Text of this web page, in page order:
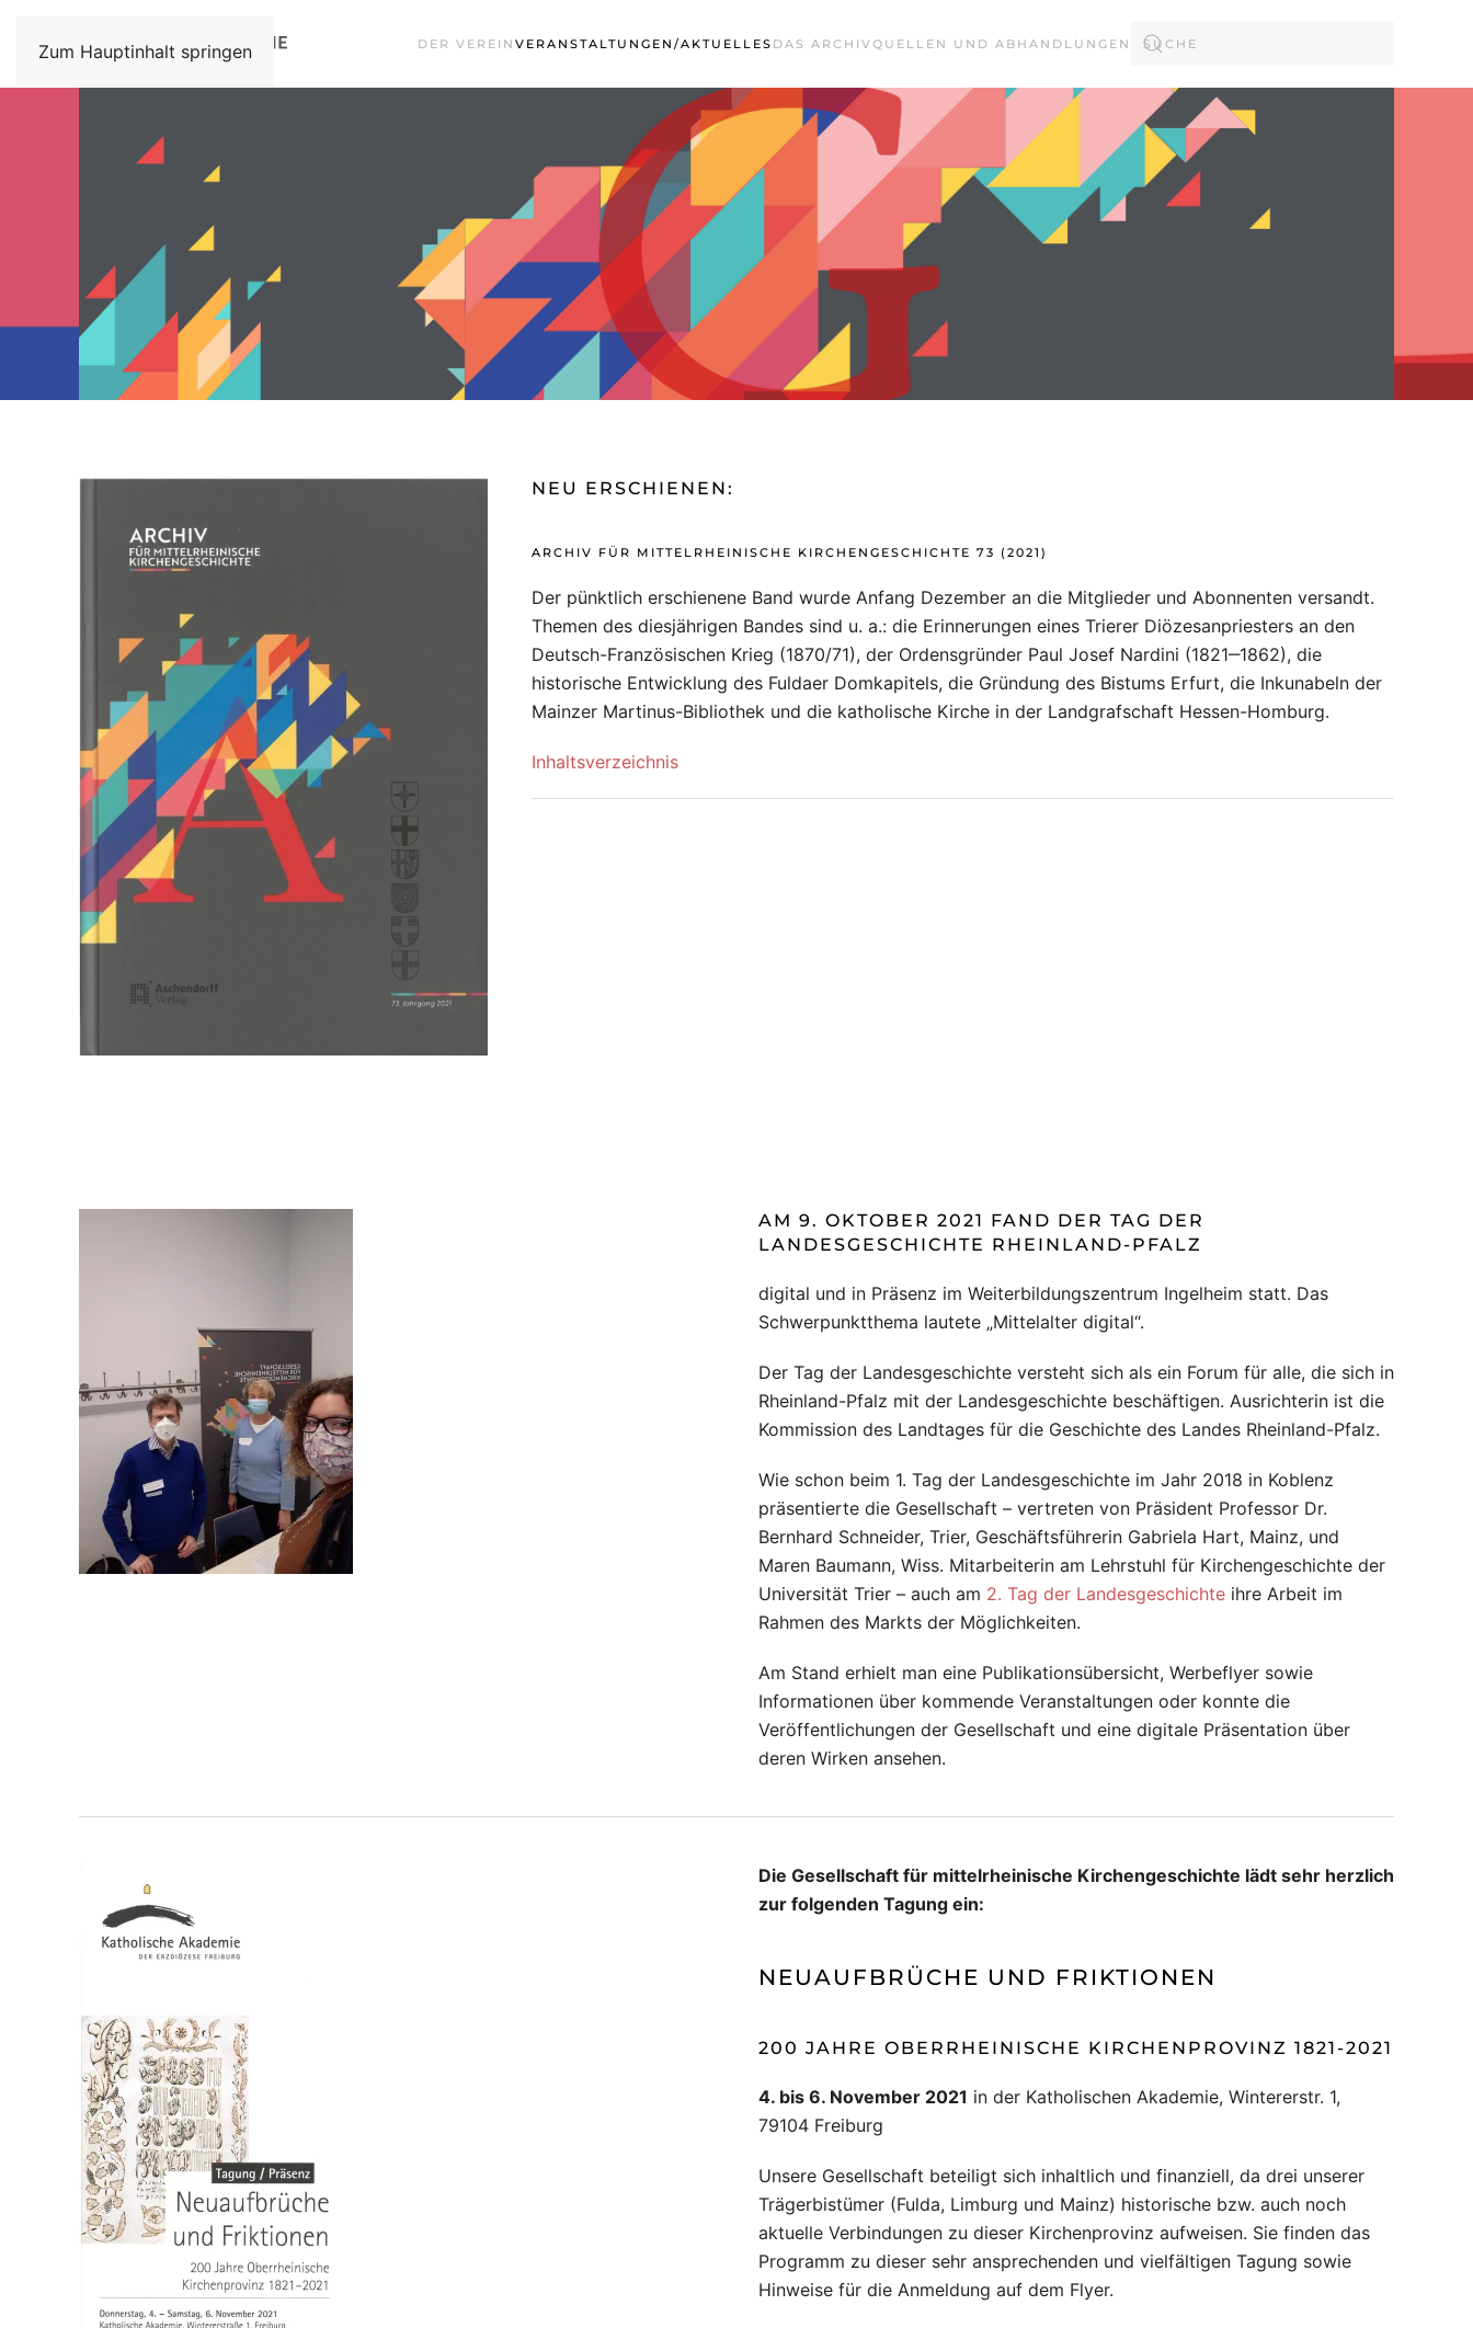
Zum Hauptinhalt springen DER VEREIN VERANSTALTUNGEN/AKTUELLES DAS ARCHIVQUELLEN UND ABHANDLUNGEN
NEU ERSCHIENEN:
ARCHIV FÜR MITTELRHEINISCHE KIRCHENGESCHICHTE 73 (2021)
Der pünktlich erschienene Band wurde Anfang Dezember an die Mitglieder und Abonnenten versandt.
Themen des diesjährigen Bandes sind u. a.: die Erinnerungen eines Trierer Diözesanpriesters an den
Deutsch-Französischen Krieg (1870/71), der Ordensgründer Paul Josef Nardini (1821‒1862), die
historische Entwicklung des Fuldaer Domkapitels, die Gründung des Bistums Erfurt, die Inkunabeln der
Mainzer Martinus-Bibliothek und die katholische Kirche in der Landgrafschaft Hessen-Homburg.
Inhaltsverzeichnis
AM 9. OKTOBER 2021 FAND DER TAG DER
LANDESGESCHICHTE RHEINLAND-PFALZ
digital und in Präsenz im Weiterbildungszentrum Ingelheim statt. Das
Schwerpunktthema lautete „Mittelalter digital“.
Der Tag der Landesgeschichte versteht sich als ein Forum für alle, die sich in
Rheinland-Pfalz mit der Landesgeschichte beschäftigen. Ausrichterin ist die
Kommission des Landtages für die Geschichte des Landes Rheinland-Pfalz.
Wie schon beim 1. Tag der Landesgeschichte im Jahr 2018 in Koblenz
präsentierte die Gesellschaft – vertreten von Präsident Professor Dr.
Bernhard Schneider, Trier, Geschäftsführerin Gabriela Hart, Mainz, und
Maren Baumann, Wiss. Mitarbeiterin am Lehrstuhl für Kirchengeschichte der
Universität Trier – auch am 2. Tag der Landesgeschichte ihre Arbeit im
Rahmen des Markts der Möglichkeiten.
Am Stand erhielt man eine Publikationsübersicht, Werbeflyer sowie
Informationen über kommende Veranstaltungen oder konnte die
Veröffentlichungen der Gesellschaft und eine digitale Präsentation über
deren Wirken ansehen.
Die Gesellschaft für mittelrheinische Kirchengeschichte lädt sehr herzlich
zur folgenden Tagung ein:
NEUAUFBRÜCHE UND FRIKTIONEN
200 JAHRE OBERRHEINISCHE KIRCHENPROVINZ 1821-2021
4. bis 6. November 2021 in der Katholischen Akademie, Wintererstr. 1,
79104 Freiburg
Unsere Gesellschaft beteiligt sich inhaltlich und finanziell, da drei unserer
Trägerbistümer (Fulda, Limburg und Mainz) historische bzw. auch noch
aktuelle Verbindungen zu dieser Kirchenprovinz aufweisen. Sie finden das
Programm zu dieser sehr ansprechenden und vielfältigen Tagung sowie
Hinweise für die Anmeldung auf dem Flyer.